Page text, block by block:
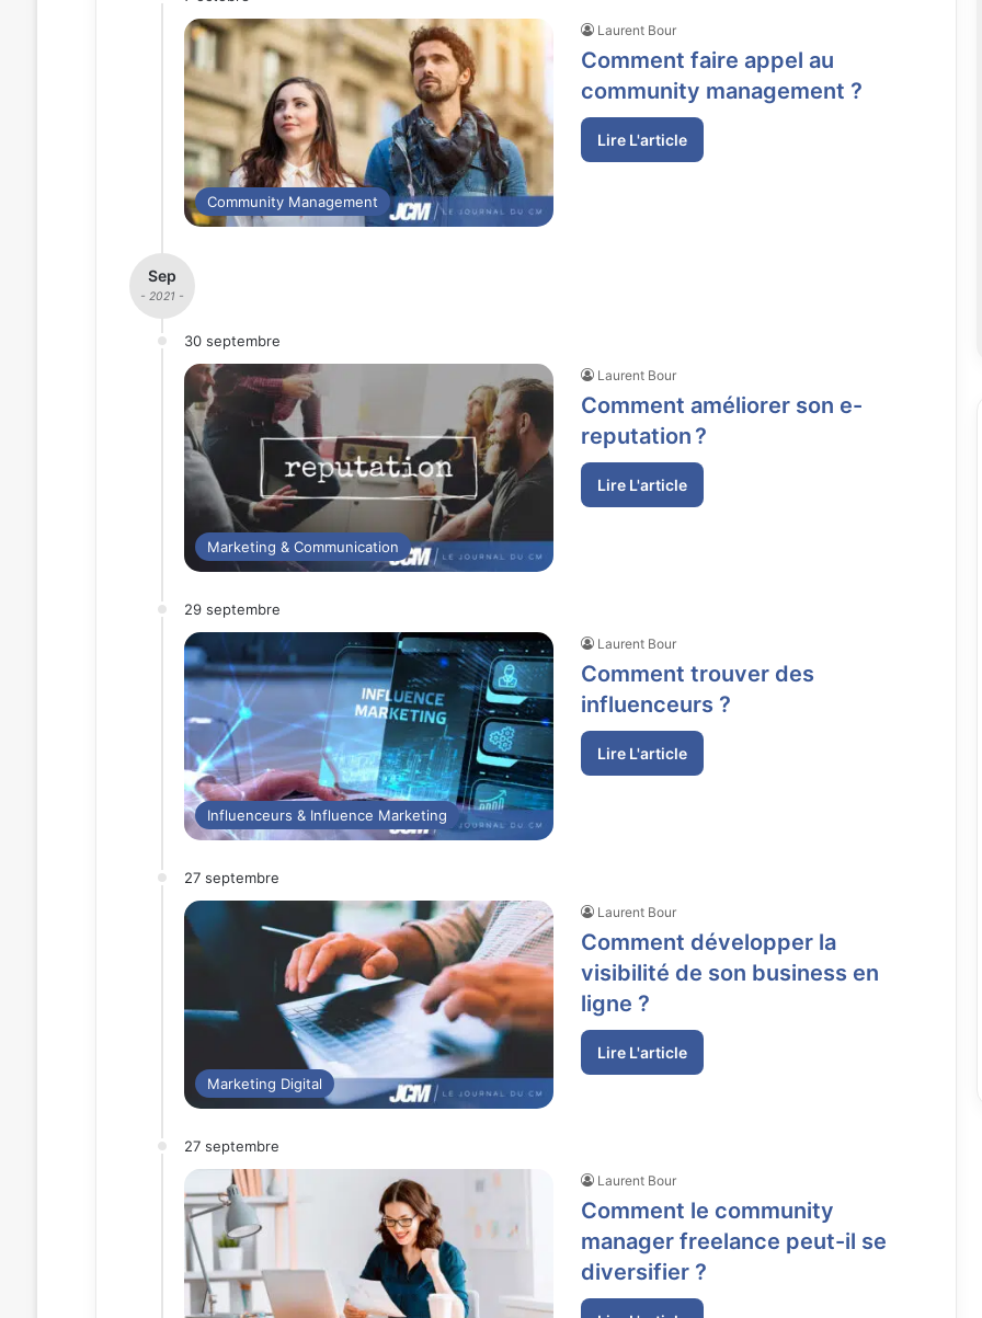
Community Management
Laurent Bour
Comment faire appel au
community management ?
Lire L'article
Sep
- 2021 -
30 septembre
Marketing & Communication
Laurent Bour
Comment améliorer son e-
reputation ?
Lire L'article
29 septembre
Influenceurs & Influence Marketing
Laurent Bour
Comment trouver des
influenceurs ?
Lire L'article
27 septembre
Marketing Digital
Laurent Bour
Comment développer la
visibilité de son business en
ligne ?
Lire L'article
27 septembre
Laurent Bour
Comment le community
manager freelance peut-il se
diversifier ?